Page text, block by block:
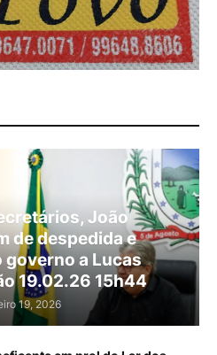
João
de despedida e
governo a Lucas
19.02.26 15h44
19, 2026